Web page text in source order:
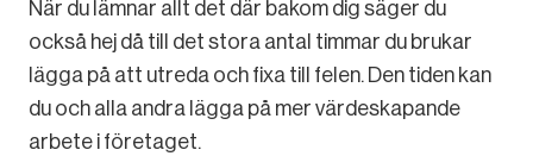
När du lämnar allt det där bakom dig säger du
också hej då till det stora antal timmar du brukar
lägga på att utreda och fixa till felen. Den tiden kan
du och alla andra lägga på mer värdeskapande
arbete i företaget.